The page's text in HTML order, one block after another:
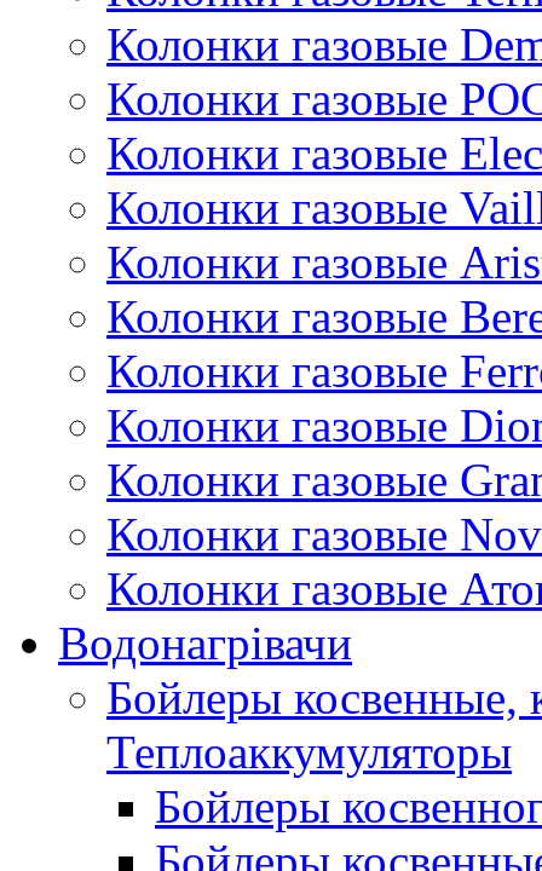
Колонки газовые
Колонки газовые
Колонки газовые
Колонки газовые
Колонки газовые
Колонки газовые
Колонки газовые
Колонки газовые
Колонки газовые
Колонки газовые
Колонки газовые
Водонагрівачи
Бойлеры косвенные,
Теплоаккумуляторы
Бойлеры
Бойлеры